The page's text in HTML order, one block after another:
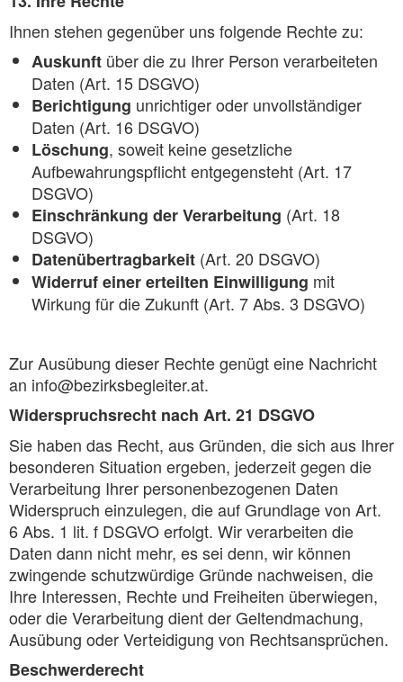
Ihnen stehen gegenüber uns folgende Rechte zu:
Auskunft über die zu Ihrer Person verarbeiteten
Daten (Art. 15 DSGVO)
Berichtigung unrichtiger oder unvollständiger
Daten (Art. 16 DSGVO)
Löschung, soweit keine gesetzliche
Aufbewahrungspflicht entgegensteht (Art. 17
DSGVO)
Einschränkung der Verarbeitung (Art. 18
DSGVO)
Datenübertragbarkeit (Art. 20 DSGVO)
Widerruf einer erteilten Einwilligung mit
Wirkung für die Zukunft (Art. 7 Abs. 3 DSGVO)
Zur Ausübung dieser Rechte genügt eine Nachricht
an info@bezirksbegleiter.at.
Widerspruchsrecht nach Art. 21 DSGVO
Sie haben das Recht, aus Gründen, die sich aus Ihrer
besonderen Situation ergeben, jederzeit gegen die
Verarbeitung Ihrer personenbezogenen Daten
Widerspruch einzulegen, die auf Grundlage von Art.
6 Abs. 1 lit. f DSGVO erfolgt. Wir verarbeiten die
Daten dann nicht mehr, es sei denn, wir können
zwingende schutzwürdige Gründe nachweisen, die
Ihre Interessen, Rechte und Freiheiten überwiegen,
oder die Verarbeitung dient der Geltendmachung,
Ausübung oder Verteidigung von Rechtsansprüchen.
Beschwerderecht